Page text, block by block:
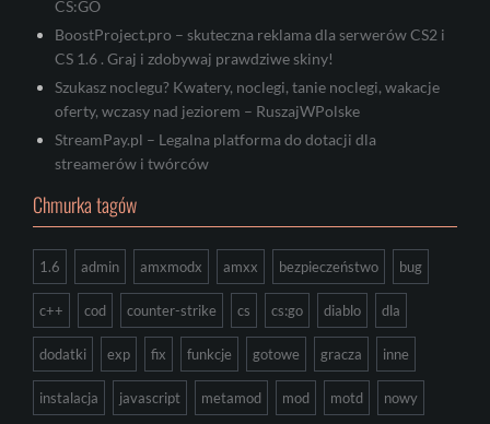
CS:GO
BoostProject.pro – skuteczna reklama dla serwerów CS2 i
CS 1.6 . Graj i zdobywaj prawdziwe skiny!
Szukasz noclegu? Kwatery, noclegi, tanie noclegi, wakacje
oferty, wczasy nad jeziorem – RuszajWPolske
StreamPay.pl – Legalna platforma do dotacji dla
streamerów i twórców
Chmurka tagów
1.6 admin amxmodx amxx bezpieczeństwo bug
c++ cod counter-strike cs cs:go diablo dla
dodatki exp fix funkcje gotowe gracza inne
instalacja javascript metamod mod motd nowy